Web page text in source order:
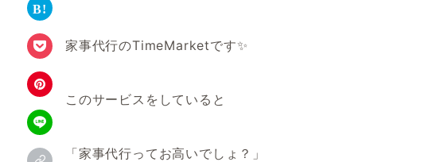
家事代行のTimeMarketです✨
このサービスをしていると
「家事代行ってお高いでしょ？」